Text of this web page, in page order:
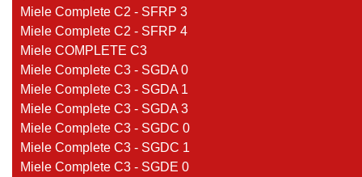
Miele Complete C2 - SFRP 3
Miele Complete C2 - SFRP 4
Miele COMPLETE C3
Miele Complete C3 - SGDA 0
Miele Complete C3 - SGDA 1
Miele Complete C3 - SGDA 3
Miele Complete C3 - SGDC 0
Miele Complete C3 - SGDC 1
Miele Complete C3 - SGDE 0